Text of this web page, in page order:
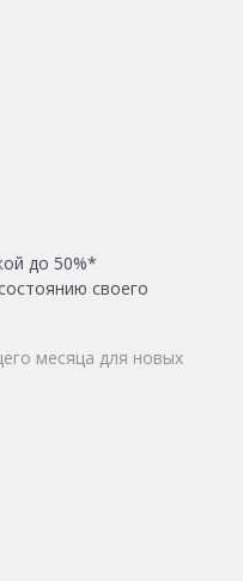
до 50%*
своего
месяца для новых